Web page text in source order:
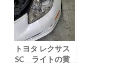
トヨタ レクサス
SC ライトの黄